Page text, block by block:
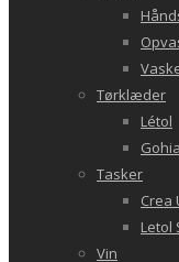
Tørklæder
Létol
Gohia
Tasker
Crea
Letol
Vin